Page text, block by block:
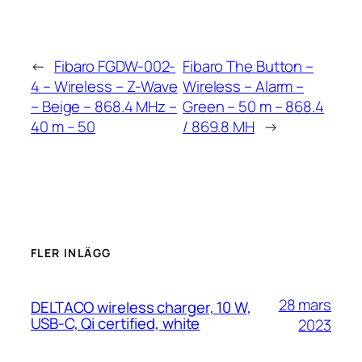
← Fibaro FGDW-002-
4 – Wireless – Z-Wave
– Beige – 868.4 MHz –
40 m – 50
Fibaro The Button –
Wireless – Alarm –
Green – 50 m – 868.4
/ 869.8 MH →
FLER INLÄGG
DELTACO wireless charger, 10 W,
USB-C, Qi certified, white
28 mars
2023